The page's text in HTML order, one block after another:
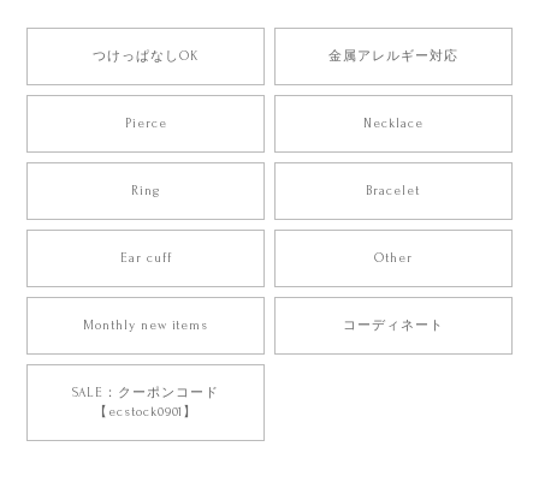
つけっぱなしOK 金属アレルギー対応
Pierce Necklace
Ring Bracelet
Ear cuff Other
Monthly new items コーディネート
SALE：クーポンコード
【ecstock0901】